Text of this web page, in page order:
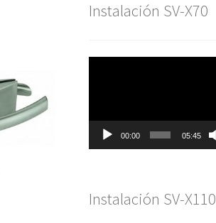
Instalación SV-X70
00:00 05:45
Instalación SV-X110